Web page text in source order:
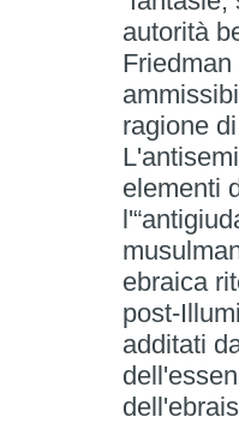
autorità
ragione
elementi
ebraica
post-
additati